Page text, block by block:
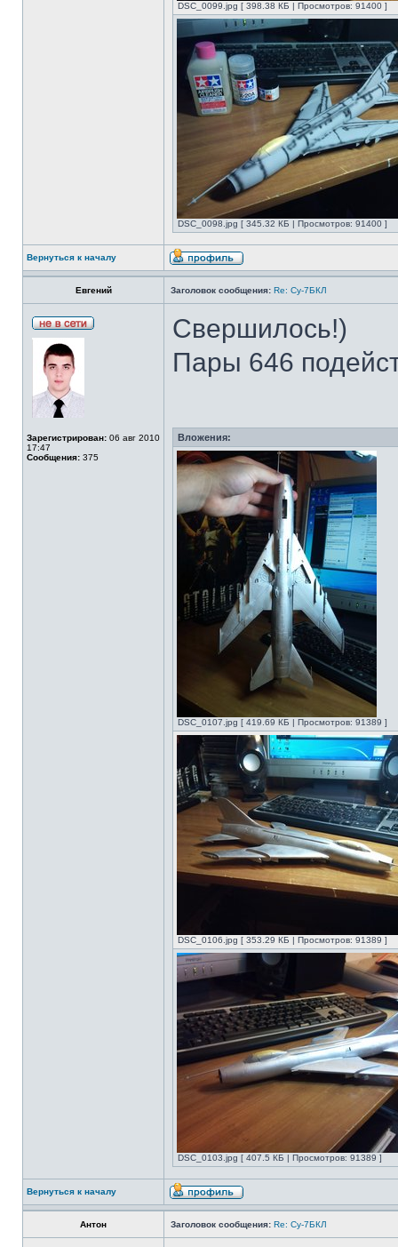
DSC_0099.jpg [ 398.38 КБ | Просмотров: 91400 ]
DSC_0098.jpg [ 345.32 КБ | Просмотров: 91400 ]
Вернуться к началу
Евгений Заголовок сообщения: Re: Су-7БКЛ
Зарегистрирован: 06 авг 2010
17:47
Сообщения: 375
Свершилось!)
Пары 646
Вложения:
DSC_0107.jpg [ 419.69 КБ | Просмотров: 91389 ]
DSC_0106.jpg [ 353.29 КБ | Просмотров: 91389 ]
DSC_0103.jpg [ 407.5 КБ | Просмотров: 91389 ]
Вернуться к началу
Антон Заголовок сообщения: Re: Су-7БКЛ